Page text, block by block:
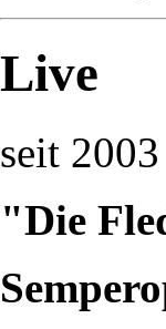
Live
seit
"Die